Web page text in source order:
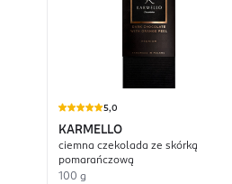
5,0
KARMELLO
ciemna czekolada ze skórką
pomarańczową
100 g